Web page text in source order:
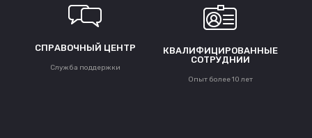
СПРАВОЧНЫЙ ЦЕНТР
Служба поддержки
КВАЛИФИЦИРОВАННЫЕ
СОТРУДНИИ
Опыт более 10 лет